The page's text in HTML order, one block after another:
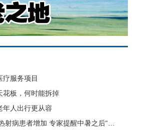
疗服务项目
花板，何时能拆掉
年人出行更从容